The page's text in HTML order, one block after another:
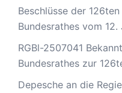
Beschlüsse der
Bundesrathes vom
RGBl-2507041
Bundesrathes zur
Depesche an die